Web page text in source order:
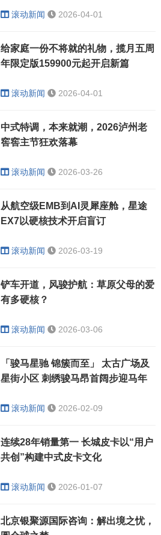
滚动新闻 2026-04-01
给家庭一份不将就的礼物，揽月五周
年限定版159900元起开启新篇
滚动新闻 2026-04-01
中式特调，本来就潮，2026泸州老
窖窖主节狂欢落幕
滚动新闻 2026-03-26
从航空级EMB到AI灵犀座舱，星途
EX7以硬核技术开启盲订
滚动新闻 2026-03-19
铲车开道，风骏护航：草原父母的爱
有多硬核？
滚动新闻 2026-03-06
「骏马星驰 锦簇而至」 太古广场及
星街小区 刺绣骏马昂首阔步迎马年
滚动新闻 2026-02-09
连续28年销量第一 长城皮卡以“用户
共创”构建中式皮卡文化
滚动新闻 2026-01-07
北京银聚源国际咨询：解出境之忧，